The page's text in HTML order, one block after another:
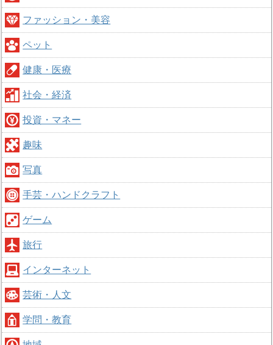
ファッション・美容
ペット
健康・医療
社会・経済
投資・マネー
趣味
写真
手芸・ハンドクラフト
ゲーム
旅行
インターネット
芸術・人文
学問・教育